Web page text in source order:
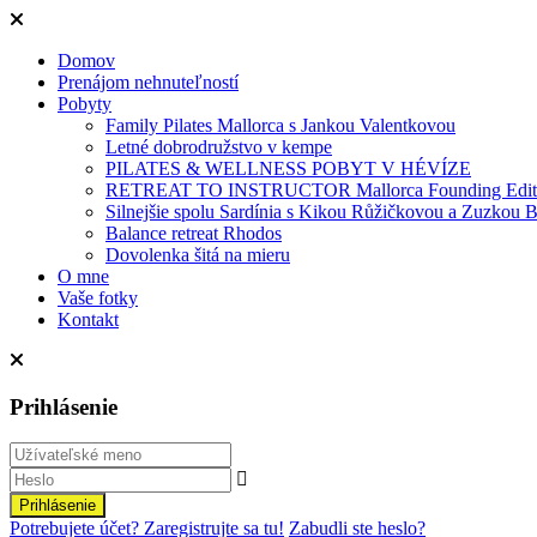
Domov
Prenájom nehnuteľností
Pobyty
Family Pilates Mallorca s Jankou Valentkovou
Letné dobrodružstvo v kempe
PILATES & WELLNESS POBYT V HÉVÍZE
RETREAT TO INSTRUCTOR Mallorca Founding
Silnejšie spolu Sardínia s Kikou Růžičkovou a Zuzkou
Balance retreat Rhodos
Dovolenka šitá na mieru
O mne
Vaše fotky
Kontakt
Prihlásenie
Prihlásenie
Potrebujete účet? Zaregistrujte sa tu! Zabudli ste heslo?